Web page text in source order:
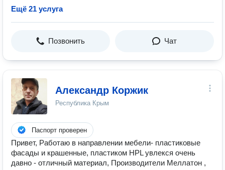
Ещё 21 услуга
Позвонить Чат
Александр Коржик
Республика Крым
Паспорт проверен
Привет, Работаю в направлении мебели- пластиковые
фасады и крашенные, пластиком HPL увлекся очень
давно - отличный материал, Производители Меллатон ,